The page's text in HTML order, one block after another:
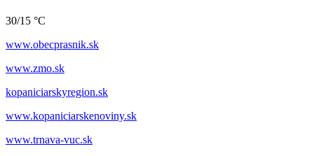
30/15 °C
www.obecprasnik.sk
www.zmo.sk
kopaniciarskyregion.sk
www.kopaniciarskenoviny.sk
www.trnava-vuc.sk